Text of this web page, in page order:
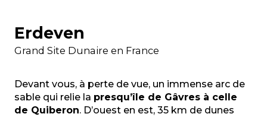
Erdeven
Grand Site Dunaire en France
Devant vous, à perte de vue, un immense arc de
sable qui relie la presqu’île de Gâvres à celle
de Quiberon. D’ouest en est, 35 km de dunes